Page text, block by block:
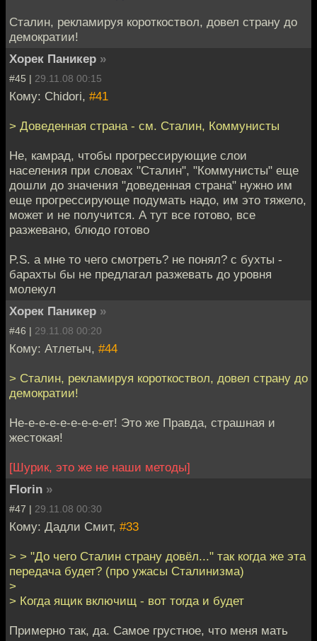
Сталин, рекламируя короткоствол, довел страну до
демократии!
Хорек Паникер »
#45 | 29.11.08 00:15
Кому: Chidori, #41
> Доведенная страна - см. Сталин, Коммунисты
Не, камрад, чтобы прогрессирующие слои
населения при словах "Сталин", "Коммунисты" еще
дошли до значения "доведенная страна" нужно им
еще прогрессирующе подумать надо, им это тяжело,
может и не получится. А тут все готово, все
разжевано, блюдо готово
P.S. а мне то чего смотреть? не понял? с бухты -
барахты бы не предлагал разжевать до уровня
молекул
Хорек Паникер »
#46 | 29.11.08 00:20
Кому: Атлетыч, #44
> Сталин, рекламируя короткоствол, довел страну до
демократии!
Не-е-е-е-е-е-е-е-ет! Это же Правда, страшная и
жестокая!
[Шурик, это же не наши методы]
Florin »
#47 | 29.11.08 00:30
Кому: Дадли Смит, #33
> > "До чего Сталин страну довёл..." так когда же эта
передача будет? (про ужасы Сталинизма)
>
> Когда ящик включищ - вот тогда и будет
Примерно так, да. Самое грустное, что меня мать